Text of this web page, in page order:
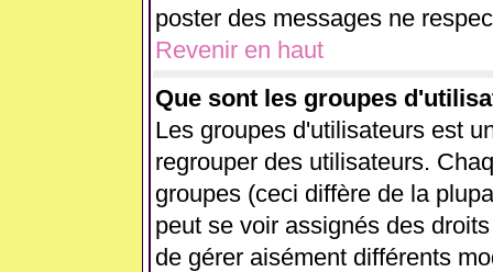
poster des messages ne
Revenir en haut
Que sont les groupes
Les groupes d'utilisateurs est
regrouper des utilisateurs.
groupes (ceci diffère de la
peut se voir assignés des
de gérer aisément différents